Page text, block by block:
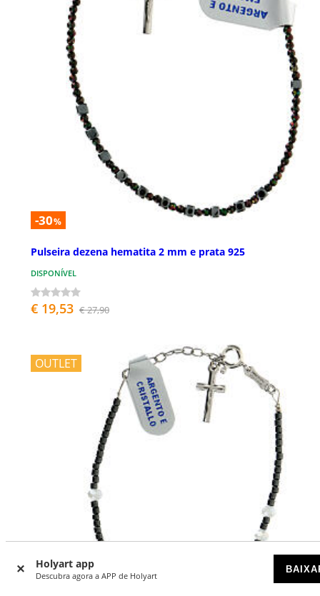
Holyart app
Descubra agora a APP de Holyart
-30%
Pulseira dezena hematita 2 mm e prata 925
DISPONÍVEL
€ 19,53 € 27,90
OUTLET